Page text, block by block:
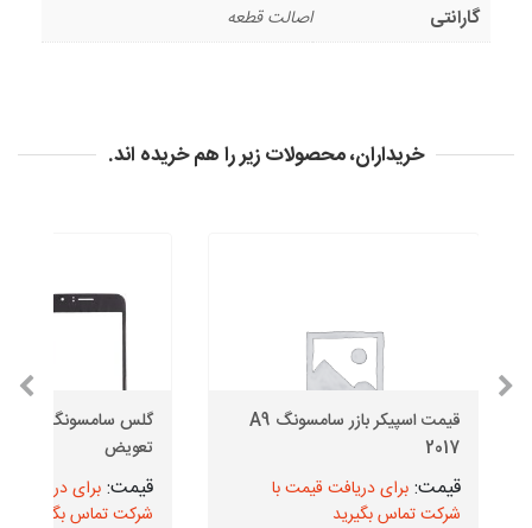
گارانتی
اصالت قطعه
خریداران، محصولات زیر را هم خریده اند.
قیمت اسپیکر بازر سامسونگ A9
2017
برای دریافت قیمت با
شرکت تماس بگیرید
تعویض
برای دریافت
شرکت تماس بگیرید